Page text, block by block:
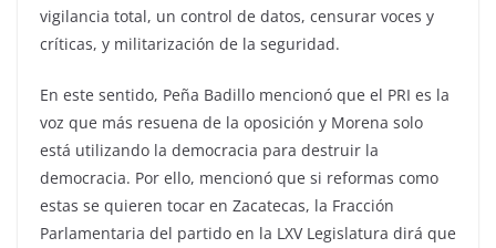
vigilancia total, un control de datos, censurar voces y
críticas, y militarización de la seguridad.
En este sentido, Peña Badillo mencionó que el PRI es la
voz que más resuena de la oposición y Morena solo
está utilizando la democracia para destruir la
democracia. Por ello, mencionó que si reformas como
estas se quieren tocar en Zacatecas, la Fracción
Parlamentaria del partido en la LXV Legislatura dirá que